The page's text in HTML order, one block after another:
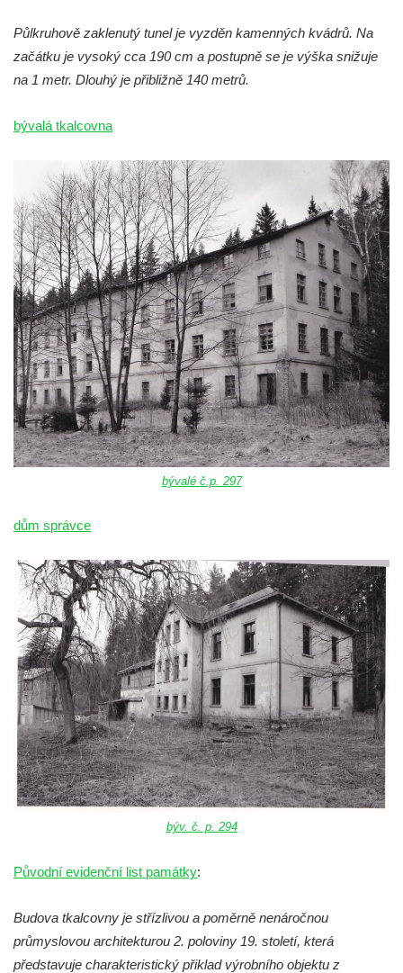
Půlkruhově zaklenutý tunel je vyzděn kamenných kvádrů. Na
začátku je vysoký cca 190 cm a postupně se je výška snižuje
na 1 metr. Dlouhý je přibližně 140 metrů.
bývalá tkalcovna
bývalé č.p. 297
dům správce
býv. č. p. 294
Původní evidenční list památky:
Budova tkalcovny je střízlivou a poměrně nenáročnou
průmyslovou architekturou 2. poloviny 19. století, která
představuje charakteristický přiklad výrobního objektu z